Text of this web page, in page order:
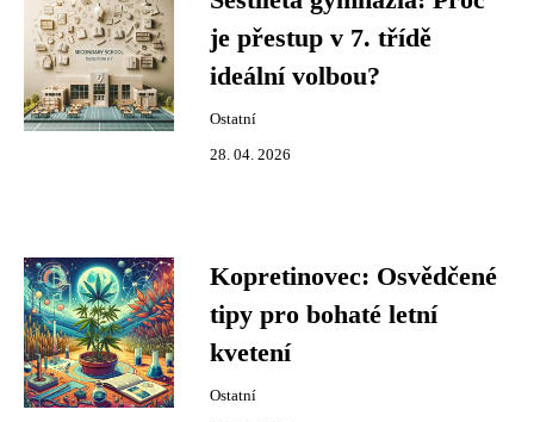
je přestup v 7. třídě
ideální volbou?
Ostatní
28. 04. 2026
Kopretinovec: Osvědčené
tipy pro bohaté letní
kvetení
Ostatní